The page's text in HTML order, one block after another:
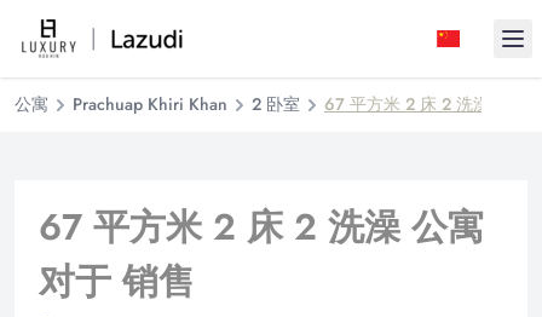
公寓 Prachuap Khiri Khan 2 卧室 67 平方米 2 床 2 洗澡 公寓
67 平方米 2 床 2 洗澡 公寓
对于 销售